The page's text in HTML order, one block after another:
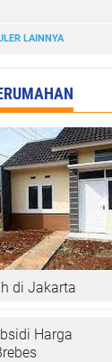
LAINNYA
di Jakarta
Harga